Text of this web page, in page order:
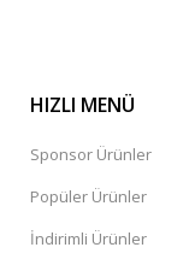
HIZLI MENÜ
Sponsor Ürünler
Popüler Ürünler
İndirimli Ürünler